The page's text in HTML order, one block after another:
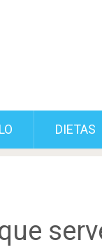
DIETAS